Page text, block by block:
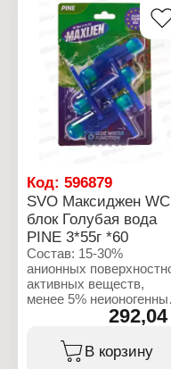
Характеристики:
Бренд: Maxijen
Тип товара: Блок для
унитаза
Аромат: LEMON
Форма выпуска: подвес
на унитаз
Эффект: 4 в 1
Количество в упаковке:
Количество смываний:
до 250 смываний
Упаковка: блистер
Код: 596879
SVO Максиджен WC
блок Голубая вода
PINE 3*55г *60
Состав: 15-30%
анионных
активных веществ,
менее 5%
поверхностно-
веществ, отдушка,
бензилсалицилат,
цитронеллол,
В корзину